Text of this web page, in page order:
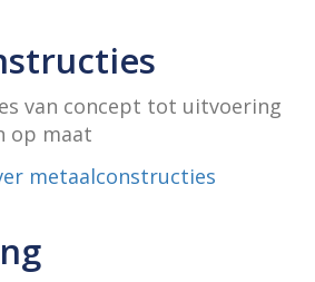
van concept tot uitvoering
op maat
metaalconstructies